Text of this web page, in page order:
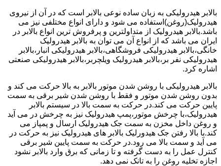
بالابر هیدرولیکی به زبان ساده نوعی بالابر است که در آن از نیروی
هیدرولیک(روغن)استفاده می شود و دارای انواع مختلفی نیز می
باشد.بالابر هیدرولیک از متداولترین و پرفروش ترین انواع بالابر در
ایران می باشد که از انواع آن می توان به بالابر هیدرولیک
خانگی،بالابر هیدرولیکی فروشگاهی،بالابر هیدرولیکی انبار،بالابر
هیدرولیکی نفر بر،بالابر هیدرولیک ویلچربر،بالابر هیدرولیکی صنعتی
اشاره کرد.
بالابر هیدرولیکی با روشن شدن موتور بالابر به بالا حرکت می کند و
بدون روشن شدن موتور و فقط با روشن شدن شیر برقی به سمت
پایین حرکت می کند.در حرکت به سمت بالا در سیستم بالابر
هیدرولیک،با چرخش موتور،پمپ هیدرولیک نیز به چرخش در می آید
و روغن داخل مخزن به سمت جک هیدرولیک ارسال و پمپاز می
کند.با بالا رفتن جک هیدورلیک بالابر های هیدرولیک نیز به حرکت در
می آید و سمت بالا می رود.در حرکت به سمت پایین شیر برقی
کنترل عمل را به دست گرفته و تا زمانی که برق وارد بالابر نشود
اجازه تخلیه روغن را به تانک نمی دهد.